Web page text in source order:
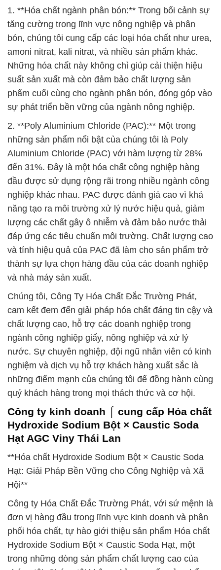
1. **Hóa chất ngành phân bón:** Trong bối cảnh sự
tăng cường trong lĩnh vực nông nghiệp và phân
bón, chúng tôi cung cấp các loại hóa chất như urea,
amoni nitrat, kali nitrat, và nhiều sản phẩm khác.
Những hóa chất này không chỉ giúp cải thiện hiệu
suất sản xuất mà còn đảm bảo chất lượng sản
phẩm cuối cùng cho ngành phân bón, đóng góp vào
sự phát triển bền vững của ngành nông nghiệp.
2. **Poly Aluminium Chloride (PAC):** Một trong
những sản phẩm nổi bật của chúng tôi là Poly
Aluminium Chloride (PAC) với hàm lượng từ 28%
đến 31%. Đây là một hóa chất công nghiệp hàng
đầu được sử dụng rộng rãi trong nhiều ngành công
nghiệp khác nhau. PAC được đánh giá cao vì khả
năng tạo ra môi trường xử lý nước hiệu quả, giảm
lượng các chất gây ô nhiễm và đảm bảo nước thải
đáp ứng các tiêu chuẩn môi trường. Chất lượng cao
và tính hiệu quả của PAC đã làm cho sản phẩm trở
thành sự lựa chọn hàng đầu của các doanh nghiệp
và nhà máy sản xuất.
Chúng tôi, Công Ty Hóa Chất Đắc Trường Phát,
cam kết đem đến giải pháp hóa chất đáng tin cậy và
chất lượng cao, hỗ trợ các doanh nghiệp trong
ngành công nghiệp giấy, nông nghiệp và xử lý
nước. Sự chuyên nghiệp, đội ngũ nhân viên có kinh
nghiệm và dịch vụ hỗ trợ khách hàng xuất sắc là
những điểm mạnh của chúng tôi để đồng hành cùng
quý khách hàng trong mọi thách thức và cơ hội.
Công ty kinh doanh ⌠ cung cấp Hóa chất
Hydroxide Sodium Bột × Caustic Soda
Hạt AGC Viny Thái Lan
**Hóa chất Hydroxide Sodium Bột × Caustic Soda
Hạt: Giải Pháp Bền Vững cho Công Nghiệp và Xã
Hội**
Công ty Hóa Chất Đắc Trường Phát, với sứ mệnh là
đơn vị hàng đầu trong lĩnh vực kinh doanh và phân
phối hóa chất, tự hào giới thiệu sản phẩm Hóa chất
Hydroxide Sodium Bột × Caustic Soda Hạt, một
trong những dòng sản phẩm chất lượng cao của